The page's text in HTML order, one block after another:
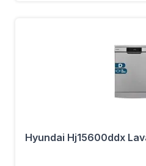
Hyundai Hj15600ddx